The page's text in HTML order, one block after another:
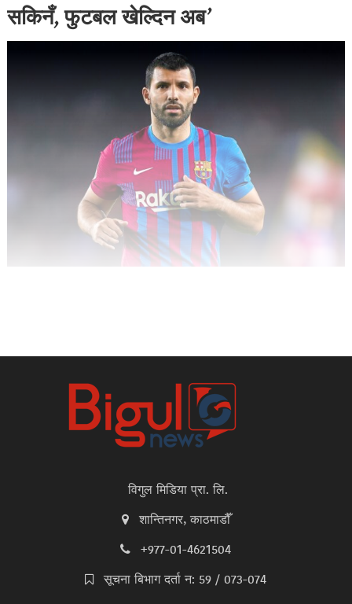
सकिनँ, फुटबल खेल्दिन अब’
विगुल मिडिया प्रा. लि.
शान्तिनगर, काठमाडौँ
+977-01-4621504
सूचना बिभाग दर्ता न: 59 / 073-074